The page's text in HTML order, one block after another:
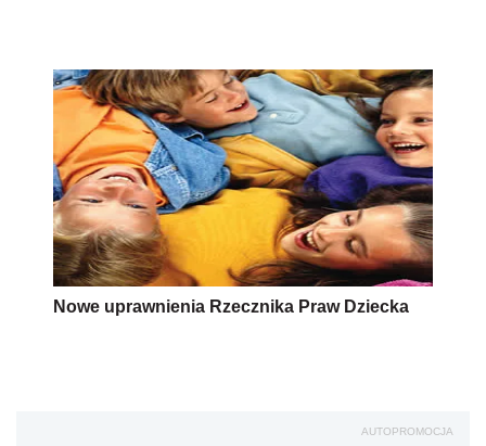
Nowe uprawnienia Rzecznika Praw Dziecka
AUTOPROMOCJA